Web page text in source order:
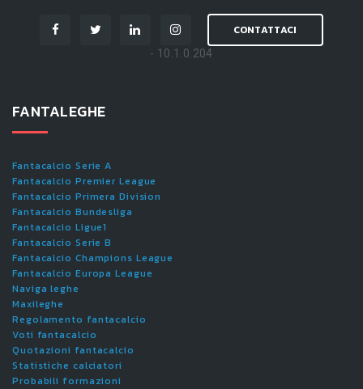
CONTATTACI
- 10.1.0.204
FANTALEGHE
Fantacalcio Serie A
Fantacalcio Premier League
Fantacalcio Primera Division
Fantacalcio Bundesliga
Fantacalcio Ligue1
Fantacalcio Serie B
Fantacalcio Champions League
Fantacalcio Europa League
Naviga leghe
Maxileghe
Regolamento fantacalcio
Voti fantacalcio
Quotazioni fantacalcio
Statistiche calciatori
Probabili formazioni